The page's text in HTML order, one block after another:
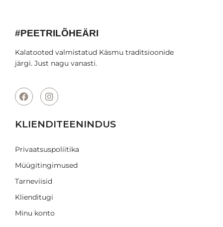
#PEETRILÕHEÄRI
Kalatooted valmistatud Käsmu traditsioonide
järgi. Just nagu vanasti.
KLIENDITEENINDUS
Privaatsuspoliitika
Müügitingimused
Tarneviisid
Klienditugi
Minu konto